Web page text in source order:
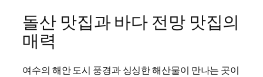
돌산 맛집과 바다 전망 맛집의
매력
여수의 해안 도시 풍경과 싱싱한 해산물이 만나는 곳이